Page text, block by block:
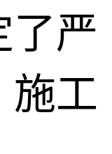
了严
施工